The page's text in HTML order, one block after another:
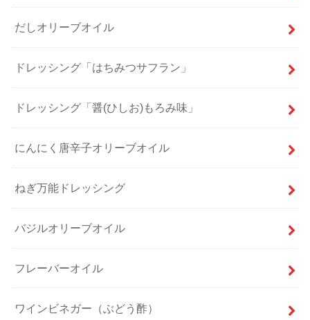
だしオリーブオイル
ドレッシング「はちみつサフラン」
ドレッシング「醤(ひしお)もろみ味」
にんにく唐辛子オリーブオイル
ねぎ万能ドレッシング
バジルオリーブオイル
フレーバーオイル
ワインビネガー（ぶどう酢）